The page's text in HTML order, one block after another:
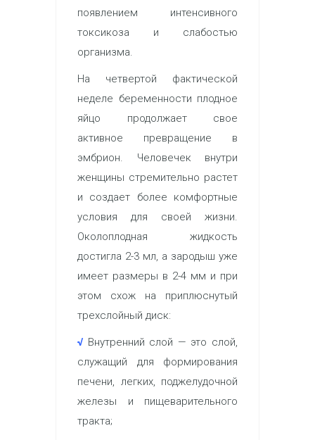
появлением интенсивного
токсикоза и слабостью
организма.
На четвертой фактической
неделе беременности плодное
яйцо продолжает свое
активное превращение в
эмбрион. Человечек внутри
женщины стремительно растет
и создает более комфортные
условия для своей жизни.
Околоплодная жидкость
достигла 2-3 мл, а зародыш уже
имеет размеры в 2-4 мм и при
этом схож на приплюснутый
трехслойный диск:
√ Внутренний слой — это слой,
служащий для формирования
печени, легких, поджелудочной
железы и пищеварительного
тракта;